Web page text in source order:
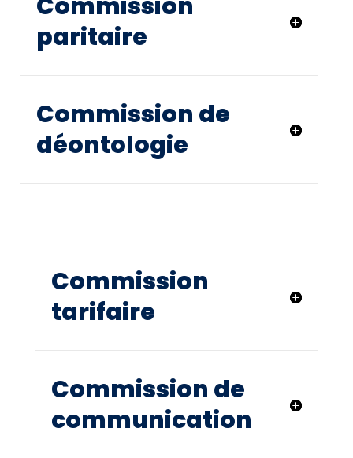
paritaire
Commission de
déontologie
Commission
tarifaire
Commission de
communication